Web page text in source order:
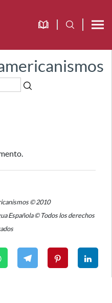
© 2010
Española © Todos los derechos